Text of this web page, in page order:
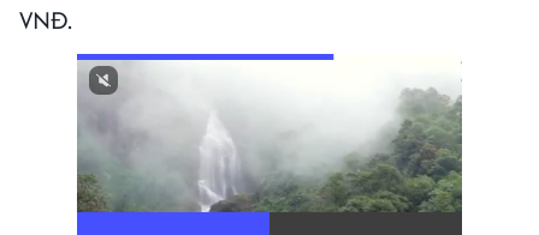
VNĐ.